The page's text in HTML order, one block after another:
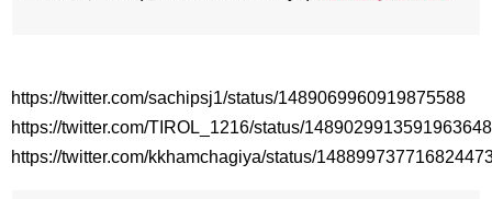
https://twitter.com/sachipsj1/status/1489069960919875588
https://twitter.com/TIROL_1216/status/1489029913591963648
https://twitter.com/kkhamchagiya/status/